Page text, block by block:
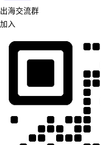
出海交流群
加入